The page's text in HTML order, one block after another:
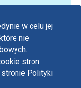
w celu jej
nie
stron
stronie Polityki